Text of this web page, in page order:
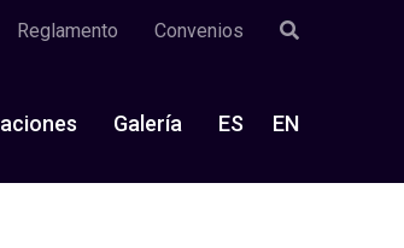
Reglamento Convenios
Galería ES EN